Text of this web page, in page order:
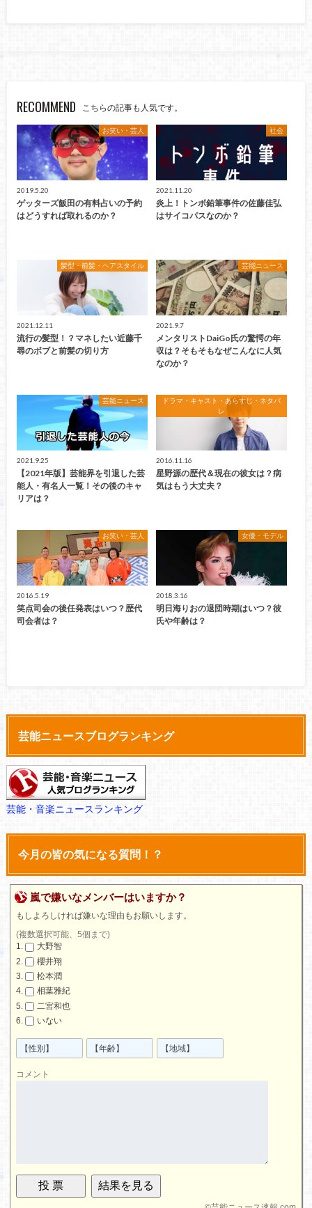
RECOMMEND こちらの記事も人気です。
お笑い・芸人
2019.5.20
ゲッターズ飯田の有料占いの予約
はどうすれば取れるのか？
社会
2021.11.20
炎上！トンボ鉛筆事件の佐藤佳弘
はサイコパスなのか？
髪型・前髪・ヘアスタイル
2021.12.11
流行の髪型！？マネしたい近藤千
尋のボブと前髪の切り方
芸能ニュース
2021.9.7
メンタリストDaiGo氏の驚愕の年
収は？そもそもなぜこんなに人気
なのか？
芸能ニュース
2021.9.25
【2021年版】芸能界を引退した芸
能人・有名人一覧！その後のキャ
リアは？
ドラマ・キャスト・あらすじ・ネタバ
レ
2016.11.16
星野源の歴代＆現在の彼女は？病
気はもう大丈夫？
お笑い・芸人
2016.5.19
笑点司会の後任発表はいつ？歴代
司会者は？
女優・モデル
2018.3.16
明日海りおの退団時期はいつ？彼
氏や年齢は？
芸能ニュースブログランキング
芸能・音楽ニュースランキング
今月の皆の気になる質問！？
嵐で嫌いなメンバーはいますか？
もしよろしければ嫌いな理由もお願いします。
(複数選択可能、5個まで)
大野智
櫻井翔
松本潤
相葉雅紀
二宮和也
いない
コメント